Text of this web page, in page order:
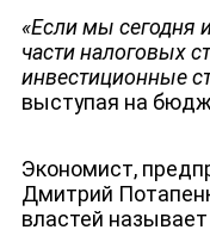
«Если мы сегодня
части налоговых
инвестиционные
выступая на
Экономист,
Дмитрий
властей